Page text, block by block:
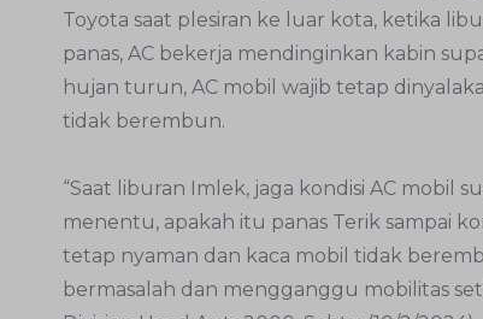
Toyota saat plesiran ke luar kota, ketika
panas, AC bekerja mendinginkan kabin
hujan turun, AC mobil wajib tetap
tidak berembun.
“Saat liburan Imlek, jaga kondisi AC mobil
menentu, apakah itu panas Terik sampai
tetap nyaman dan kaca mobil tidak
bermasalah dan mengganggu mobilitas